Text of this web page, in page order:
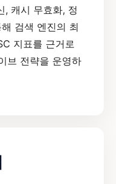
, 캐시 무효화, 정
검색 엔진의 최
지표를 근거로
브 전략을 운영하